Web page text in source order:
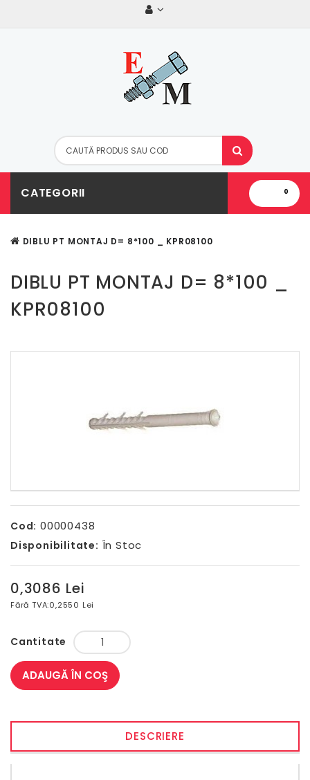
0
CATEGORII
DIBLU PT MONTAJ D= 8*100 _ KPR08100
DIBLU PT MONTAJ D= 8*100 _
KPR08100
Cod: 00000438
Disponibilitate: În Stoc
0,3086 Lei
Fără TVA:0,2550 Lei
Cantitate
ADAUGĂ ÎN COŞ
DESCRIERE